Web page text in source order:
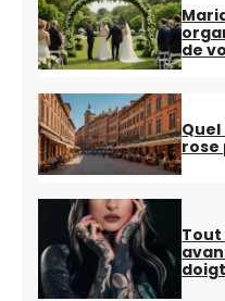
de
rose
Tout
doigt